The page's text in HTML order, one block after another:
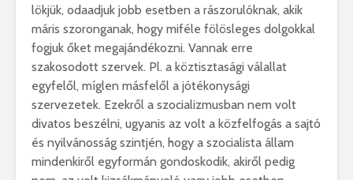
lökjük, odaadjuk jobb esetben a rászorulóknak, akik
máris szoronganak, hogy miféle fölösleges dolgokkal
fogjuk őket megajándékozni. Vannak erre
szakosodott szervek. Pl. a köztisztasági válallat
egyfelől, míglen másfelől a jótékonysági
szervezetek. Ezekről a szocializmusban nem volt
divatos beszélni, ugyanis az volt a közfelfogás a sajtó
és nyilvánosság szintjén, hogy a szocialista állam
mindenkiről egyformán gondoskodik, akiről pedig